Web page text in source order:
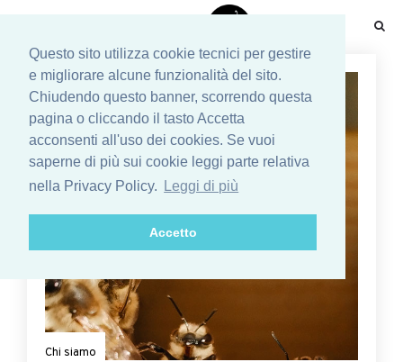
Questo sito utilizza cookie tecnici per gestire
e migliorare alcune funzionalità del sito.
Chiudendo questo banner, scorrendo questa
pagina o cliccando il tasto Accetta
acconsenti all'uso dei cookies. Se vuoi
saperne di più sui cookie leggi parte relativa
nella Privacy Policy.
Leggi di più
Accetto
Chi siamo